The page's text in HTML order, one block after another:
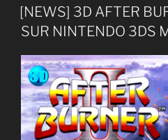
LE
[NEWS] 3D AFTER
SUR NINTENDO 3DS